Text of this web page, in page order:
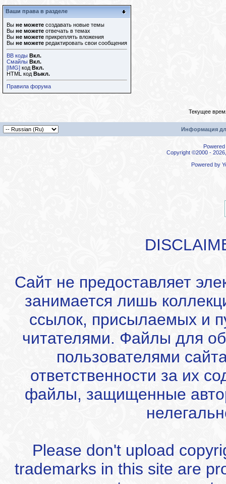
Ваши права в разделе
Вы не можете создавать новые темы
Вы не можете отвечать в темах
Вы не можете прикреплять вложения
Вы не можете редактировать свои сообщения
BB коды Вкл.
Смайлы Вкл.
[IMG] код Вкл.
HTML код Выкл.
Правила форума
Текущее
Информация
Copyright ©2000 -
Powered by
Сайт не предоставляет
занимается лишь
ссылок, присылаемых и
читателями. Файлы для
пользователями
ответственности за их
файлы, защищенные
Please don't upload
trademarks in this site are